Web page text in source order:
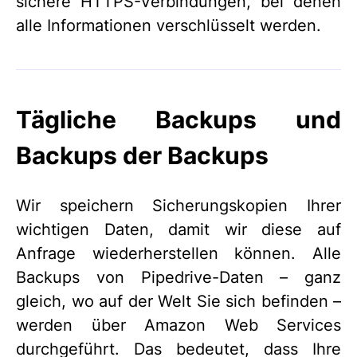
alle Informationen verschlüsselt werden.
Tägliche Backups und
Backups der Backups
Wir speichern Sicherungskopien Ihrer
wichtigen Daten, damit wir diese auf
Anfrage wiederherstellen können. Alle
Backups von Pipedrive-Daten – ganz
gleich, wo auf der Welt Sie sich befinden –
werden über Amazon Web Services
durchgeführt. Das bedeutet, dass Ihre